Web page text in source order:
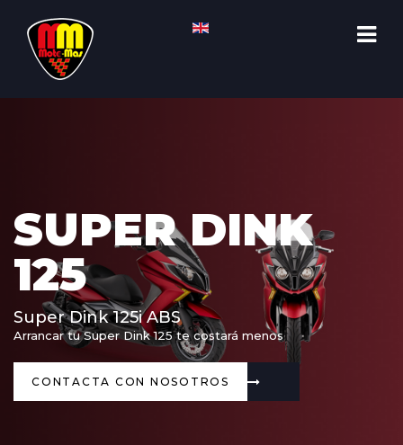
SUPER DINK
125
Super Dink 125i ABS
Arrancar tu Super Dink 125 te costará menos
CONTACTA CON NOSOTROS